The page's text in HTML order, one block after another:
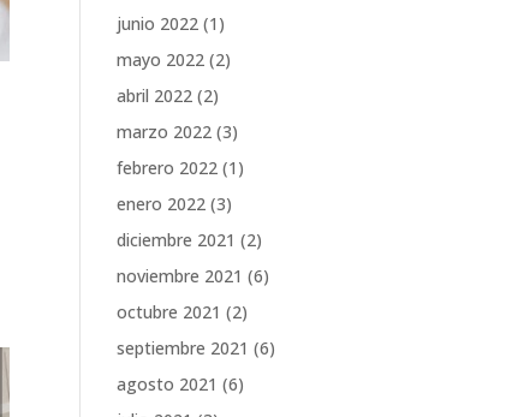
junio 2022 (1)
mayo 2022 (2)
abril 2022 (2)
marzo 2022 (3)
febrero 2022 (1)
enero 2022 (3)
diciembre 2021 (2)
noviembre 2021 (6)
octubre 2021 (2)
septiembre 2021 (6)
agosto 2021 (6)